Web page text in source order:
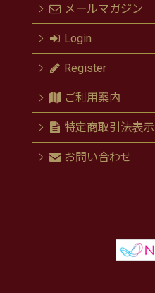
メールマガジン
Login
Register
ご利用案内
特定商取引法表示
お問い合わせ